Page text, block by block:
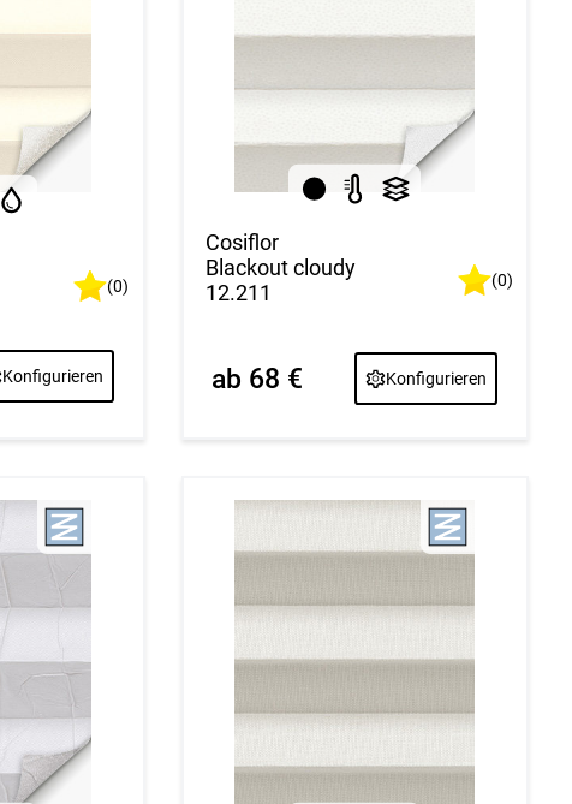
(0)
Konfigurieren
Cosiflor
Blackout cloudy
12.211
(0)
Konfigurieren
ab 68 €